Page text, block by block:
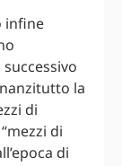
infine
la
di
di
di